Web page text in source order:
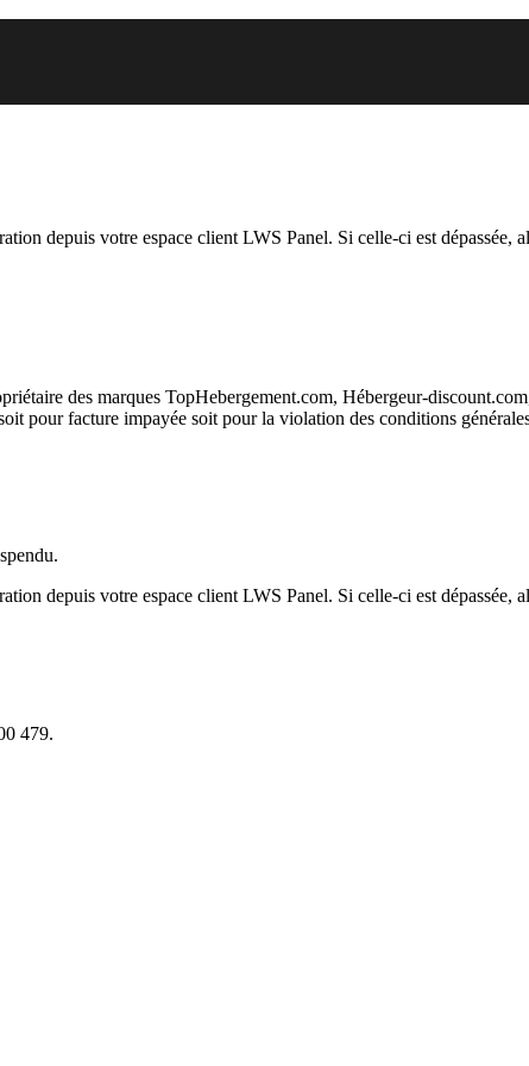
depuis votre espace client LWS Panel. Si celle-ci est
des marques TopHebergement.com, Hébergeur-
pour facture impayée soit pour la violation des conditions
depuis votre espace client LWS Panel. Si celle-ci est
479.